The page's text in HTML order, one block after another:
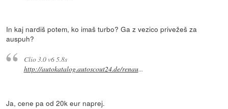
In kaj nardiš potem, ko imaš turbo? Ga z vezico privežeš za
auspuh?
Clio 3.0 v6 5.8s
http://autokatalog.autoscout24.de/renau...
Ja, cene pa od 20k eur naprej.